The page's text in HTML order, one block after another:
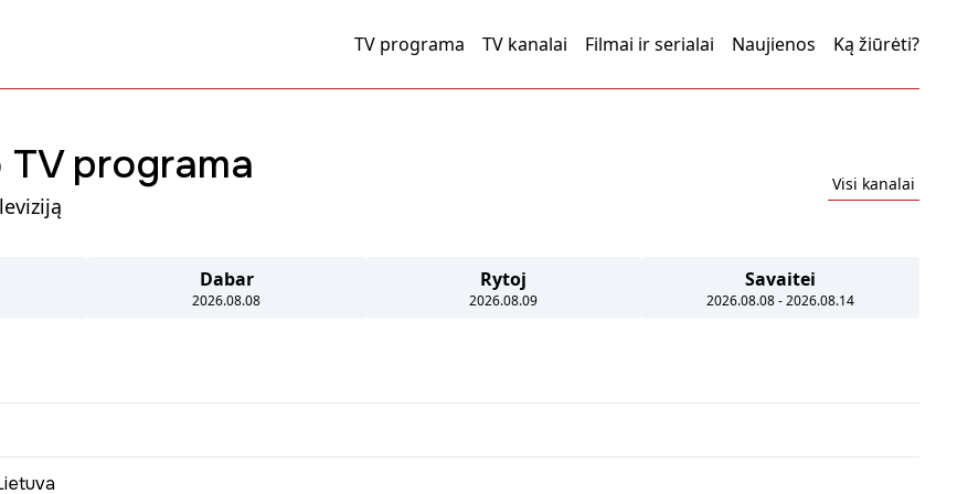
TV programa TV kanalai Filmai ir serialai Naujienos Ką žiūrėti?
programa Visi kanalai
Dabar
2026.08.08
Rytoj
2026.08.09
Savaitei
2026.08.08 - 2026.08.14
"Laisvės radijo" ir "Amerikos balso" televiziniame projekte "Dabar pasaulyje".